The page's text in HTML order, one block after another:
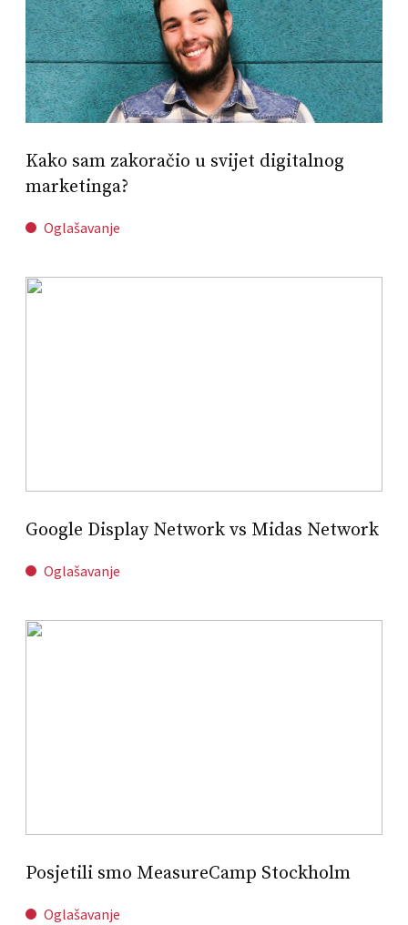
Kako sam zakoračio u svijet digitalnog
marketinga?
Oglašavanje
Google Display Network vs Midas Network
Oglašavanje
Posjetili smo MeasureCamp Stockholm
Oglašavanje